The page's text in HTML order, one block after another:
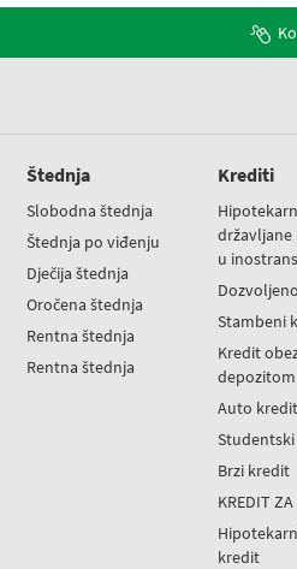
Štednja
Slobodna štednja
Štednja po viđenju
Dječija štednja
Oročena štednja
Rentna štednja
Rentna štednja
Krediti
državljane
u
Stambeni
Kredit
depozitom
Auto kredit
Brzi kredit
KREDIT ZA
kredit